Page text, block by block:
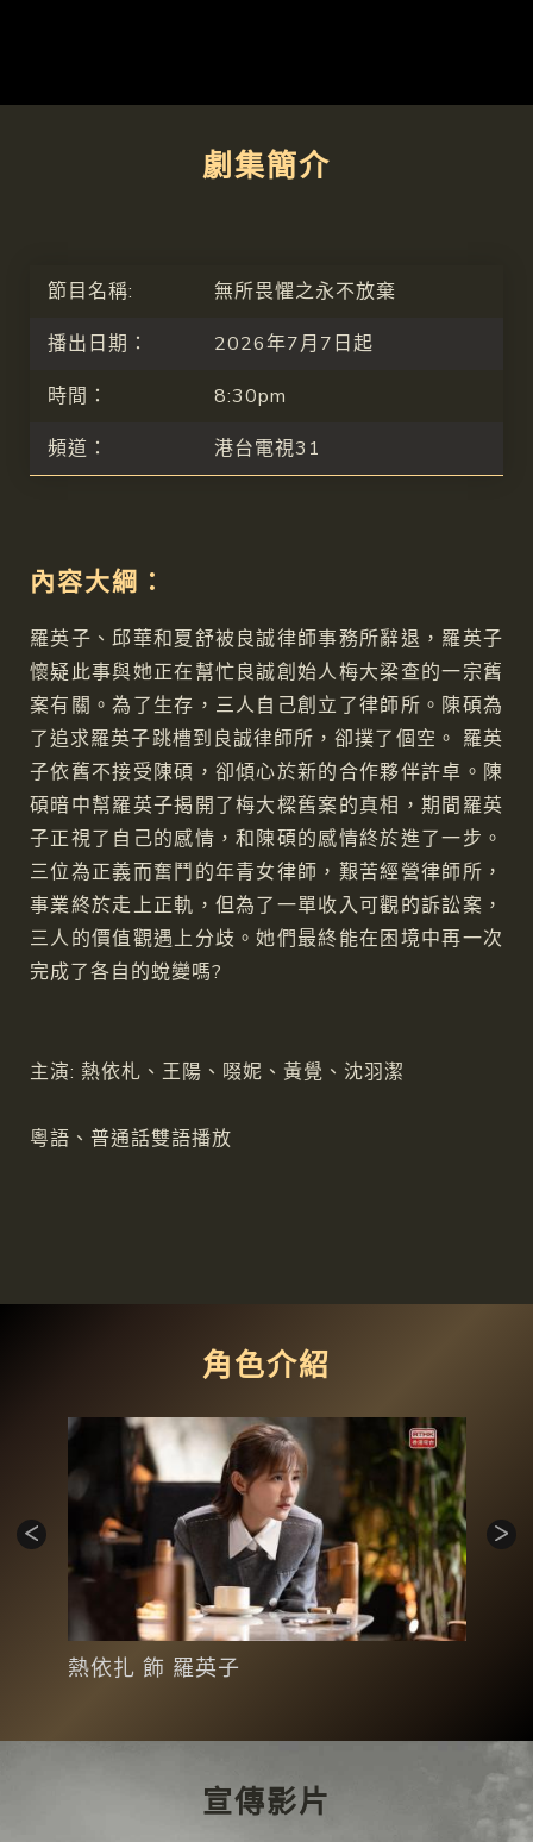
劇集簡介
節目名稱:
無所畏懼之永不放棄
播出日期：
2026年7月7日起
時間：
8:30pm
頻道：
港台電視31
內容大綱：
羅英子、邱華和夏舒被良誠律師事務所辭退，羅英子
懷疑此事與她正在幫忙良誠創始人梅大梁查的一宗舊
案有關。為了生存，三人自己創立了律師所。陳碩為
了追求羅英子跳槽到良誠律師所，卻撲了個空。 羅英
子依舊不接受陳碩，卻傾心於新的合作夥伴許卓。陳
碩暗中幫羅英子揭開了梅大樑舊案的真相，期間羅英
子正視了自己的感情，和陳碩的感情終於進了一步。
三位為正義而奮鬥的年青女律師，艱苦經營律師所，
事業終於走上正軌，但為了一單收入可觀的訴訟案，
三人的價值觀遇上分歧。她們最終能在困境中再一次
完成了各自的蛻變嗎?
主演: 熱依札、王陽、啜妮、黃覺、沈羽潔
粵語、普通話雙語播放
角色介紹
熱依扎 飾 羅英子
宣傳影片